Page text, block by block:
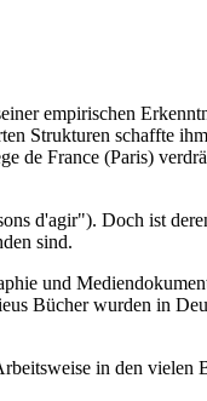
empirischen
Strukturen schaffte
de France (Paris)
d'agir"). Doch ist
sind.
und
Bücher wurden in
in den